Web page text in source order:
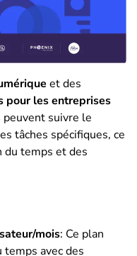
et des
pour les entreprises
suivre le
tâches spécifiques, ce
temps et des
mois: Ce plan
avec des